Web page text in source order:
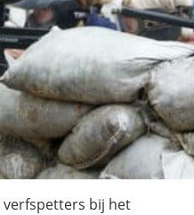
verfspetters bij het